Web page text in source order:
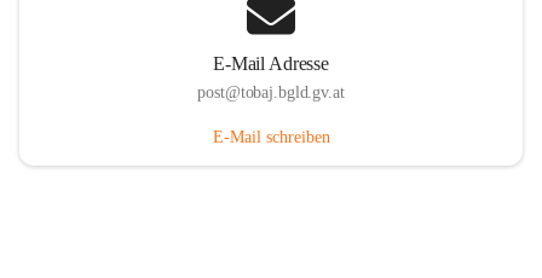
E-Mail Adresse
post@tobaj.bgld.gv.at
E-Mail schreiben